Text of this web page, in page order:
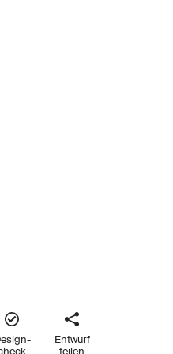
Entwurf
teilen